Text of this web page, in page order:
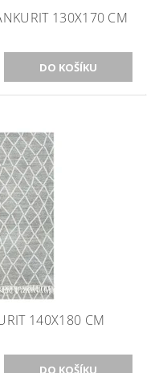
130X170 CM
140X180 CM